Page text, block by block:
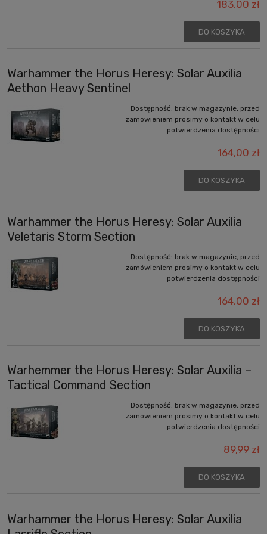
183,00 zł
DO KOSZYKA
Warhammer the Horus Heresy: Solar Auxilia
Aethon Heavy Sentinel
Dostępność: brak w magazynie, przed
zamówieniem prosimy o kontakt w celu
potwierdzenia dostępności
164,00 zł
DO KOSZYKA
Warhammer the Horus Heresy: Solar Auxilia
Veletaris Storm Section
Dostępność: brak w magazynie, przed
zamówieniem prosimy o kontakt w celu
potwierdzenia dostępności
164,00 zł
DO KOSZYKA
Warhemmer the Horus Heresy: Solar Auxilia –
Tactical Command Section
Dostępność: brak w magazynie, przed
zamówieniem prosimy o kontakt w celu
potwierdzenia dostępności
89,99 zł
DO KOSZYKA
Warhammer the Horus Heresy: Solar Auxilia